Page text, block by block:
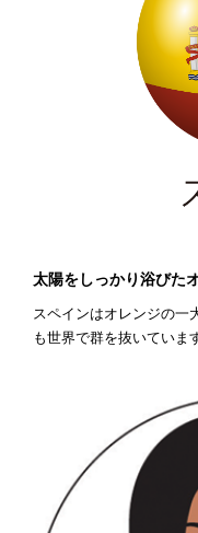
太陽をしっかり浴びた
スペインはオレンジの一
も世界で群を抜いていま